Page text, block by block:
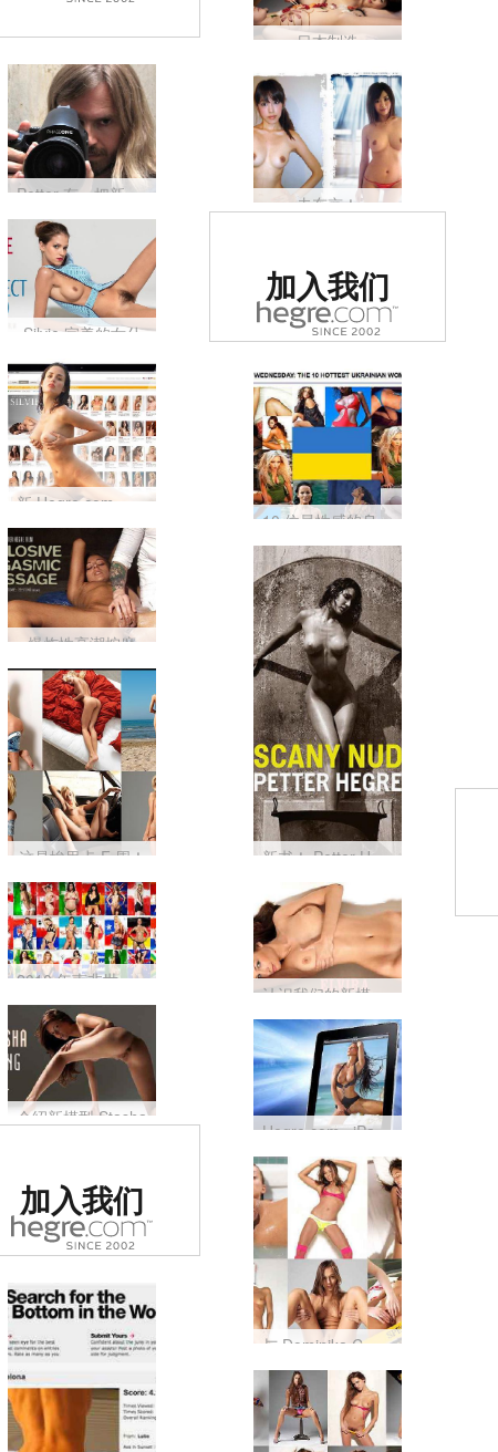
日本制造
Petter 有一把新枪，装有 60.5 兆像素！ 去东京！
Silvie 完美的女仆
被评为世界排名
第一的色情网站
加入我们
新 Hegre.com - 打破所有边界
10 位最性感的乌克兰女性……
爆炸性高潮按摩
新书！ Petter Hegre 的托斯卡纳裸体
这是埃里卡 F 周！
2010 年南非世界杯 – 免费 Hegre 电子贺卡
认识我们的新模特 Elvira
介绍新模型 Stasha
Hegre.com –iPad 现在就绪！
第一的色情网站
加入我们
与 Dominika C 共度一周！